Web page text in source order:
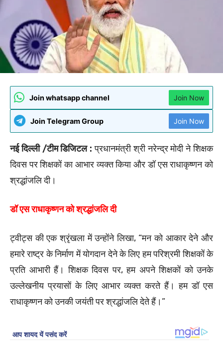
Join whatsapp channel Join Now
Join Telegram Group Join Now
नई दिल्ली /टीम डिजिटल :प्रधानमंत्री श्री नरेन्द्र मोदी ने शिक्षक
दिवस पर शिक्षकों का आभार व्यक्त किया और डॉ एस राधाकृष्णन को
श्रद्धांजलि दी।
डॉ एस राधाकृष्णन को श्रद्धांजलि दी
ट्वीट्स की एक श्रृंखला में उन्होंने लिखा, “मन को आकार देने और
हमारे राष्ट्र के निर्माण में योगदान देने के लिए हम परिश्रमी शिक्षकों के
प्रति आभारी हैं। शिक्षक दिवस पर, हम अपने शिक्षकों को उनके
उल्लेखनीय प्रयासों के लिए आभार व्यक्त करते हैं। हम डॉ एस
राधाकृष्णन को उनकी जयंती पर श्रद्धांजलि देते हैं।”